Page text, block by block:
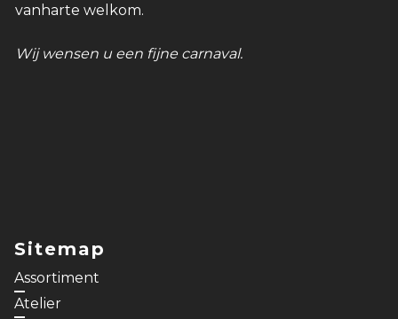
vanharte welkom.
Wij wensen u een fijne carnaval.
Sitemap
Assortiment
Atelier